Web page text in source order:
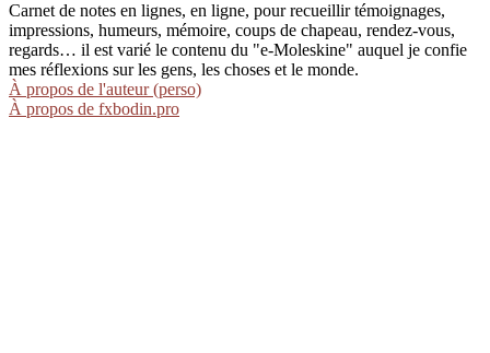
Carnet de notes en lignes, en ligne, pour recueillir témoignages,
impressions, humeurs, mémoire, coups de chapeau, rendez-vous,
regards… il est varié le contenu du "e-Moleskine" auquel je confie
mes réflexions sur les gens, les choses et le monde.
À propos de l'auteur (perso)
À propos de fxbodin.pro